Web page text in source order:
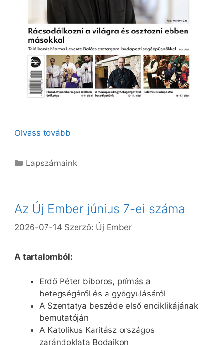
Olvass tovább
Kategória
Lapszámaink
Az Új Ember június 7-ei száma
2026-07-14 Szerző: Új Ember
A tartalomból:
Erdő Péter bíboros, prímás a
betegségéről és a gyógyulásáról
A Szentatya beszéde első enciklikájának
bemutatóján
A Katolikus Karitász országos
zarándoklata Bodajkon